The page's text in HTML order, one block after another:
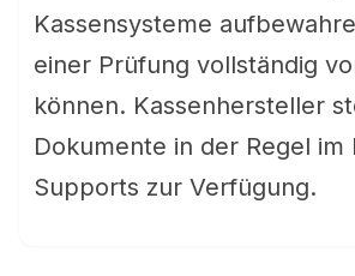
Kassensysteme
einer Prüfung vollständig
können. Kassenhersteller
Dokumente in der Regel im
Supports zur Verfügung.